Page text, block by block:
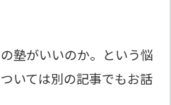
塾がいいのか。という悩
いては別の記事でもお話